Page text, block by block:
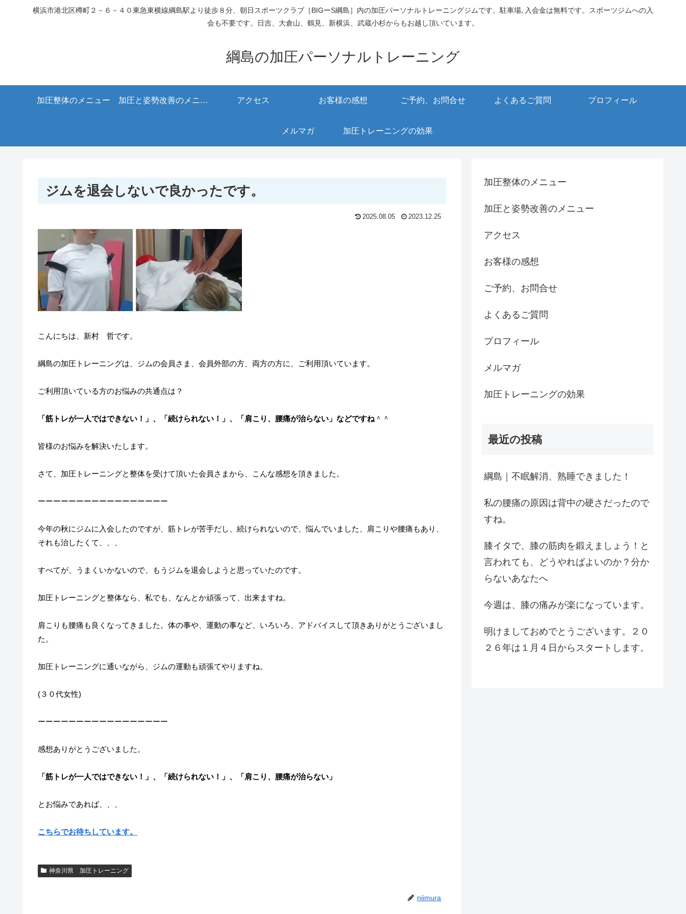
横浜市港北区樽町２－６－４０東急東横線綱島駅より徒歩８分、朝日スポーツクラブ［BIGーS綱島］内の加圧パーソナルトレーニングジムです。駐車場､入会金は無料です。スポーツジムへの入
会も不要です。日吉、大倉山、鶴見、新横浜、武蔵小杉からもお越し頂いています。
綱島の加圧パーソナルトレーニング
加圧整体のメニュー 加圧と姿勢改善のメニュ アクセス お客様の感想 ご予約、お問合せ よくあるご質問 プロフィール
メルマガ 加圧トレーニングの効果
ジムを退会しないで良かったです。
2025.08.05 2023.12.25
こんにちは、新村 哲です。
綱島の加圧トレーニングは、ジムの会員さま、会員外部の方、両方の方に、ご利用頂いています。
ご利用頂いている方のお悩みの共通点は？
「筋トレが一人ではできない！」、「続けられない！」、「肩こり、腰痛が治らない」などですね ＾＾
皆様のお悩みを解決いたします。
さて、加圧トレーニングと整体を受けて頂いた会員さまから、こんな感想を頂きました。
ーーーーーーーーーーーーーーーーー
今年の秋にジムに入会したのですが、筋トレが苦手だし、続けられないので、悩んでいました、肩こりや腰痛もあり、
それも治したくて、、、
すべてが、うまくいかないので、もうジムを退会しようと思っていたのです。
加圧トレーニングと整体なら、私でも、なんとか頑張って、出来ますね。
肩こりも腰痛も良くなってきました。体の事や、運動の事など、いろいろ、アドバイスして頂きありがとうございまし
た。
加圧トレーニングに通いながら、ジムの運動も頑張てやりますね。
(３０代女性)
ーーーーーーーーーーーーーーーーー
感想ありがとうございました。
「筋トレが一人ではできない！」、「続けられない！」、「肩こり、腰痛が治らない」
とお悩みであれば、、、
こちらでお待ちしています。
神奈川県 加圧トレーニング
niimura
加圧整体のメニュー
加圧と姿勢改善のメニュー
アクセス
お客様の感想
ご予約、お問合せ
よくあるご質問
プロフィール
メルマガ
加圧トレーニングの効果
最近の投稿
綱島｜不眠解消、熟睡できました！
私の腰痛の原因は背中の硬さだったので
すね。
膝イタで、膝の筋肉を鍛えましょう！と
言われても、どうやればよいのか？分か
らないあなたへ
今週は、膝の痛みが楽になっています。
明けましておめでとうございます。２０
２６年は１月４日からスタートします。